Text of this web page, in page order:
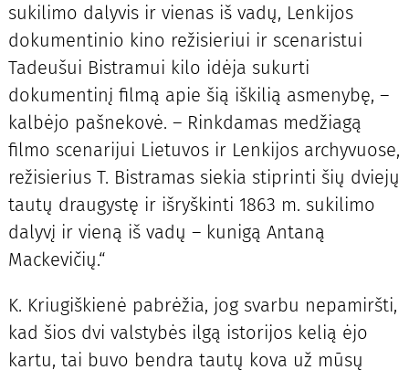
sukilimo dalyvis ir vienas iš vadų, Lenkijos
dokumentinio kino režisieriui ir scenaristui
Tadeušui Bistramui kilo idėja sukurti
dokumentinį filmą apie šią iškilią asmenybę, –
kalbėjo pašnekovė. – Rinkdamas medžiagą
filmo scenarijui Lietuvos ir Lenkijos archyvuose,
režisierius T. Bistramas siekia stiprinti šių dviejų
tautų draugystę ir išryškinti 1863 m. sukilimo
dalyvį ir vieną iš vadų – kunigą Antaną
Mackevičių.“
K. Kriugiškienė pabrėžia, jog svarbu nepamiršti,
kad šios dvi valstybės ilgą istorijos kelią ėjo
kartu, tai buvo bendra tautų kova už mūsų